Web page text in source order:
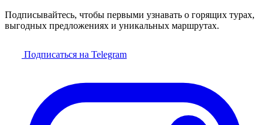
Подписывайтесь, чтобы первыми узнавать о горящих турах,
выгодных предложениях и уникальных маршрутах.
Подписаться на Telegram